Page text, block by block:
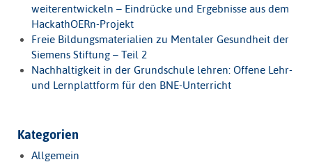
weiterentwickeln – Eindrücke und Ergebnisse aus dem
HackathOERn-Projekt
Freie Bildungsmaterialien zu Mentaler Gesundheit der
Siemens Stiftung – Teil 2
Nachhaltigkeit in der Grundschule lehren: Offene Lehr-
und Lernplattform für den BNE-Unterricht
Kategorien
Allgemein